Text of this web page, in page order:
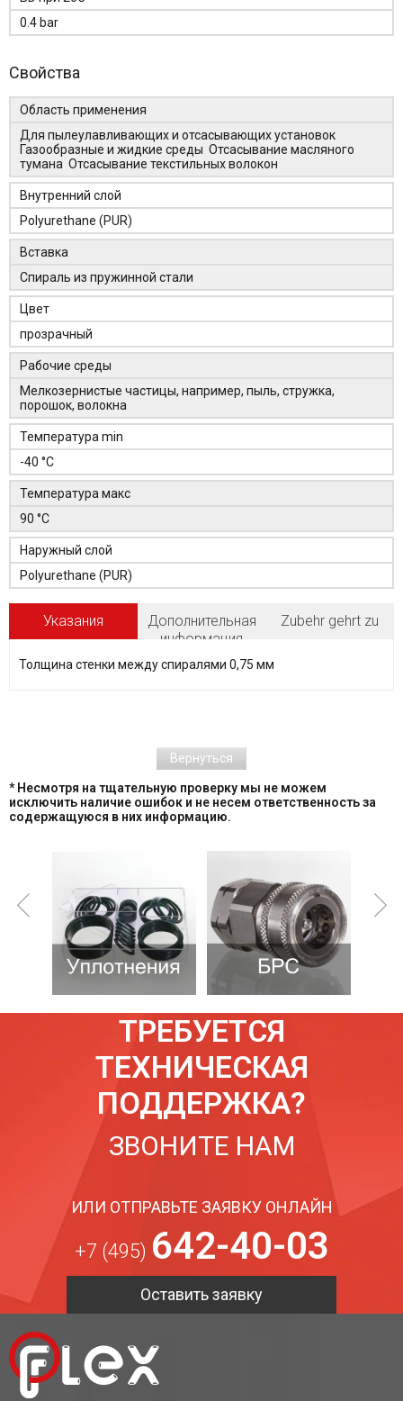
0.4 bar
Свойства
Область применения
Для пылеулавливающих и отсасывающих установок
Газообразные и жидкие среды Отсасывание масляного
тумана Отсасывание текстильных волокон
Внутренний слой
Polyurethane (PUR)
Вставка
Спираль из пружинной стали
Цвет
прозрачный
Рабочие среды
Мелкозернистые частицы, например, пыль, стружка,
порошок, волокна
Температура min
-40 °C
Температура макс
90 °C
Наружный слой
Polyurethane (PUR)
Указания
Дополнительная
информация
Zubehr gehrt zu
Толщина стенки между спиралями 0,75 мм
Вернуться
* Несмотря на тщательную проверку мы не можем
исключить наличие ошибок и не несем ответственность за
содержащуюся в них информацию.
ТРЕБУЕТСЯ
ТЕХНИЧЕСКАЯ
ПОДДЕРЖКА?
ЗВОНИТЕ НАМ
ИЛИ ОТПРАВЬТЕ ЗАЯВКУ ОНЛАЙН
+7 (495) 642-40-03
Оставить заявку